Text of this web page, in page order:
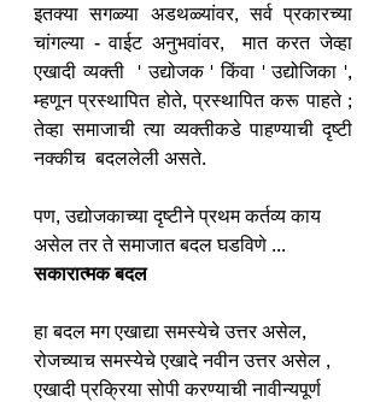
इतक्या सगळ्या अडथळ्यांवर, सर्व प्रकारच्या
चांगल्या - वाईट अनुभवांवर,  मात करत जेव्हा
एखादी व्यक्ती  ' उद्योजक ' किंवा ' उद्योजिका ',
म्हणून प्रस्थापित होते, प्रस्थापित करू पाहते ;
तेव्हा समाजाची त्या व्यक्तीकडे पाहण्याची दृष्टी
नक्कीच  बदललेली असते.
पण, उद्योजकाच्या दृष्टीने प्रथम कर्तव्य काय
असेल तर ते समाजात बदल घडविणे ...
सकारात्मक बदल
हा बदल मग एखाद्या समस्येचे उत्तर असेल,
रोजच्याच समस्येचे एखादे नवीन उत्तर असेल ,
एखादी प्रक्रिया सोपी करण्याची नावीन्यपूर्ण